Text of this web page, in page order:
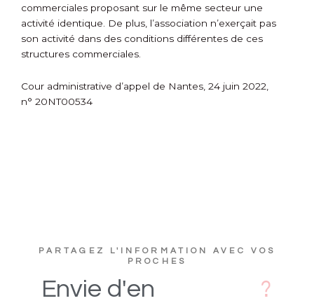
commerciales proposant sur le même secteur une
activité identique. De plus, l’association n’exerçait pas
son activité dans des conditions différentes de ces
structures commerciales.
Cour administrative d’appel de Nantes, 24 juin 2022,
n° 20NT00534
PARTAGEZ L'INFORMATION AVEC VOS
PROCHES
Envie d'en